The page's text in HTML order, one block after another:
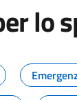
lo